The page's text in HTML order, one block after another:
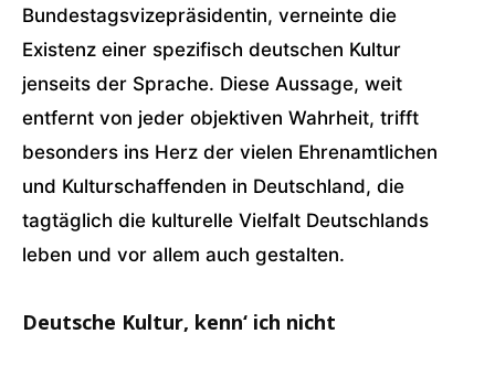
Bundestagsvizepräsidentin, verneinte die
Existenz einer spezifisch deutschen Kultur
jenseits der Sprache. Diese Aussage, weit
entfernt von jeder objektiven Wahrheit, trifft
besonders ins Herz der vielen Ehrenamtlichen
und Kulturschaffenden in Deutschland, die
tagtäglich die kulturelle Vielfalt Deutschlands
leben und vor allem auch gestalten.
Deutsche Kultur, kenn‘ ich nicht